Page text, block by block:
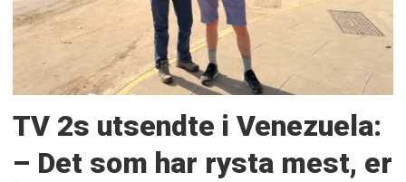
TV 2s utsendte i Venezuela:
– Det som har rysta mest, er